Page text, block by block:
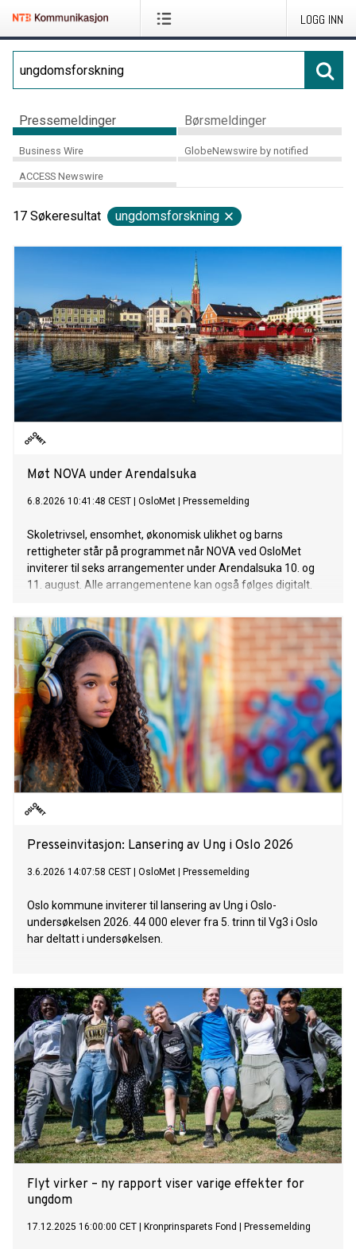
LOGG INN
Pressemeldinger Børsmeldinger
Business Wire GlobeNewswire by notified
ACCESS Newswire
17 Søkeresultat ungdomsforskning
Møt NOVA under Arendalsuka
6.8.2026 10:41:48 CEST OsloMet Pressemelding
Skoletrivsel, ensomhet, økonomisk ulikhet og barns
rettigheter står på programmet når NOVA ved OsloMet
inviterer til seks arrangementer under Arendalsuka 10. og
11. august. Alle arrangementene kan også følges digitalt.
Presseinvitasjon: Lansering av Ung i Oslo 2026
3.6.2026 14:07:58 CEST OsloMet Pressemelding
Oslo kommune inviterer til lansering av Ung i Oslo-
undersøkelsen 2026. 44 000 elever fra 5. trinn til Vg3 i Oslo
har deltatt i undersøkelsen.
Flyt virker – ny rapport viser varige effekter for
ungdom
17.12.2025 16:00:00 CET Kronprinsparets Fond Pressemelding